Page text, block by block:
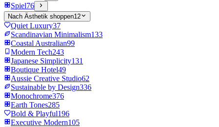
Spiel76
Nach Ästhetik shoppen12
Quiet Luxury37
Scandinavian Minimalism133
Coastal Australian99
Modern Tech243
Japanese Simplicity131
Boutique Hotel49
Aussie Creative Studio62
Sustainable by Design336
Monochrome376
Earth Tones285
Bold & Playful196
Executive Modern105